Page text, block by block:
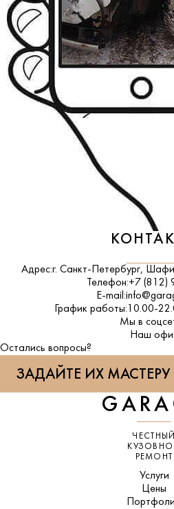
Адрес:г. Санкт-Петербург,
Телефон:+7 (812)
E-mail:
График работы: 10.00-
Мы в
Наш
Остались вопросы?
ЗАДАЙТЕ ИХ
ЧЕСТНЫЙ
РЕМОНТ
Услуги
Цены